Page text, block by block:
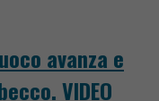
avanza e
VIDEO